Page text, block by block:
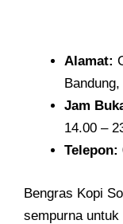
Alamat:
Jam
14.00 –
Telepon:
Bengras Kopi
sempurna